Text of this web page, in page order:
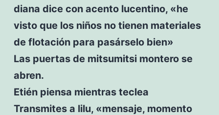
diana dice con acento lucentino, «he
visto que los niños no tienen materiales
de flotación para pasárselo bien»
Las puertas de mitsumitsi montero se
abren.
Etién piensa mientras teclea
Transmites a lilu, «mensaje, momento